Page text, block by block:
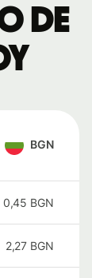
de
BGN
0,45 BGN
2,27 BGN